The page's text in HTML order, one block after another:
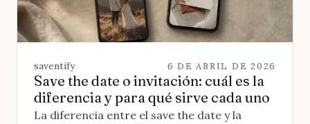
saventify 6 DE ABRIL DE 2026
Save the date o invitación: cuál es la
diferencia y para qué sirve cada uno
La diferencia entre el save the date y la